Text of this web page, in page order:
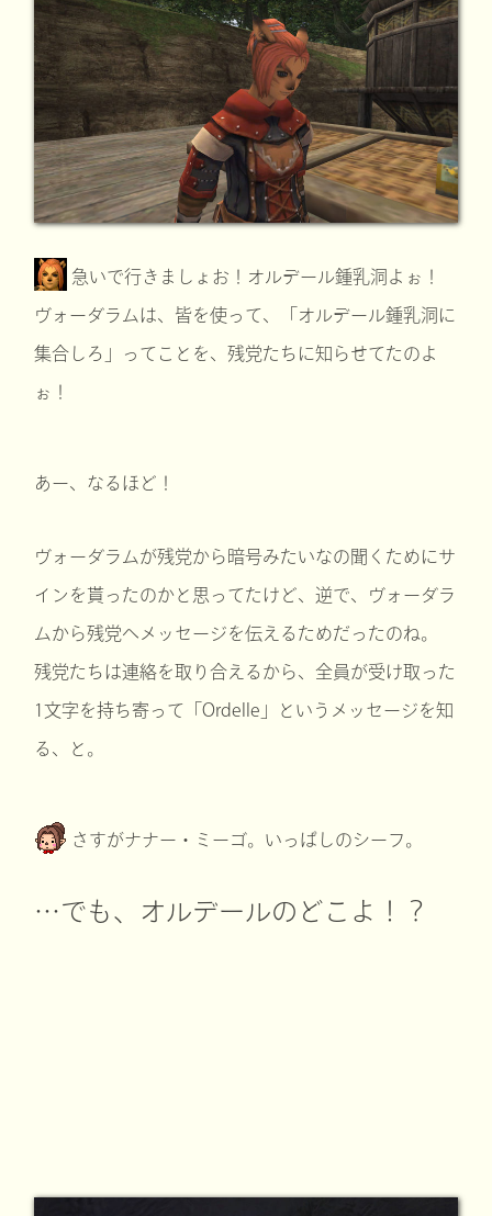
急いで行きましょお！オルデール鍾乳洞よぉ！
ヴォーダラムは、皆を使って、「オルデール鍾乳洞に
集合しろ」ってことを、残党たちに知らせてたのよ
ぉ！
あー、なるほど！
ヴォーダラムが残党から暗号みたいなの聞くためにサ
インを貰ったのかと思ってたけど、逆で、ヴォーダラ
ムから残党へメッセージを伝えるためだったのね。
残党たちは連絡を取り合えるから、全員が受け取った
1文字を持ち寄って「Ordelle」というメッセージを知
る、と。
さすがナナー・ミーゴ。いっぱしのシーフ。
…でも、オルデールのどこよ！？